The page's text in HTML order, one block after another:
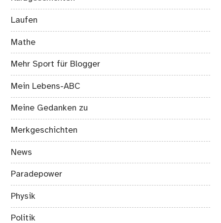
Laufen
Mathe
Mehr Sport für Blogger
Mein Lebens-ABC
Meine Gedanken zu
Merkgeschichten
News
Paradepower
Physik
Politik